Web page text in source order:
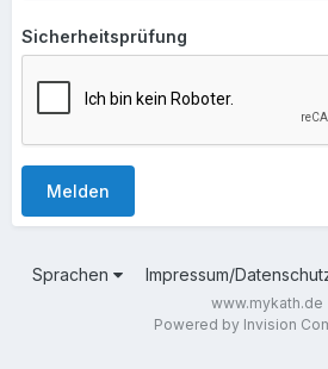
Sicherheitsprüfung
Melden
Sprachen Impressum/
www.mykath.de
Powered by Invision